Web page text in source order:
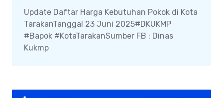
Update Daftar Harga Kebutuhan Pokok di Kota
TarakanTanggal 23 Juni 2025#DKUKMP
#Bapok #KotaTarakanSumber FB : Dinas
Kukmp